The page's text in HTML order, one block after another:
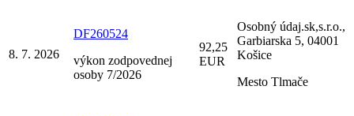
8. 7. 2026
DF260524
výkon zodpovednej
osoby 7/2026
92,25
EUR
Osobný údaj.sk,s.r.o.,
Garbiarska 5, 04001
Košice
Mesto Tlmače